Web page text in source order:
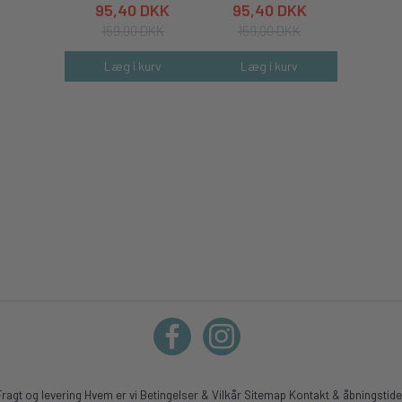
95,40 DKK
159,00 DKK
Læg i kurv
95,40 DKK
159,00 DKK
Læg i kurv
og levering Hvem er vi Betingelser & Vilkår Sitemap Kontakt &